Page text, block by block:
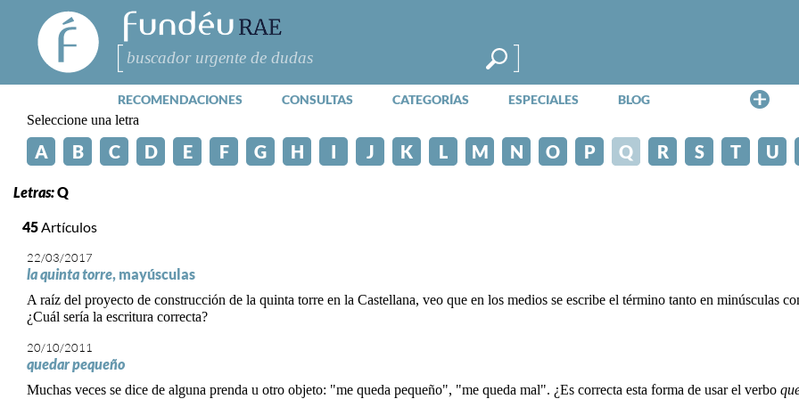
FundéuRAE
- Fundación
del Español
Urgente
Buscar
RECOMENDACIONES CONSULTAS CATEGORÍAS ESPECIALES BLOG
Seleccione una letra
A B C D E F G H I J K L M N O P Q R S T U
Letras:Q
45Artículos
22/03/2017
la quinta torre, mayúsculas
A raíz del proyecto de construcción de la quinta torre en la Castellana, veo que en los medios se escribe el término tanto en minúsculas
¿Cuál sería la escritura correcta?
20/10/2011
quedar pequeño
Muchas veces se dice de alguna prenda u otro objeto: "me queda pequeño", "me queda mal". ¿Es correcta esta forma de usar el verbo